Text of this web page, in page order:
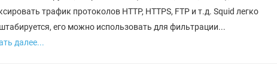
трафик протоколов HTTP, HTTPS, FTP и т.д. Squid легко
его можно использовать для фильтрации...
далее...